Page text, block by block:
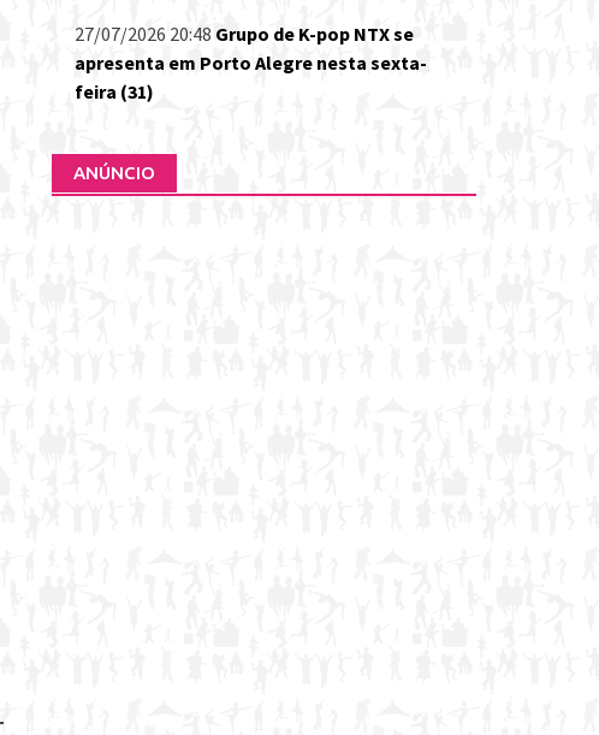
27/07/2026 20:48 Grupo de K-pop NTX se
apresenta em Porto Alegre nesta sexta-
feira (31)
ANÚNCIO